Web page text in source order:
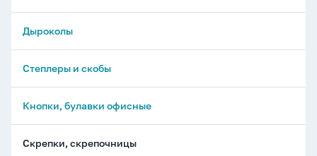
Палетки, рейхсшины, спирографы, указки
Угольники
Геометрические наборы
Дыроколы
Степлеры и скобы
Кнопки, булавки офисные
Скрепки, скрепочницы